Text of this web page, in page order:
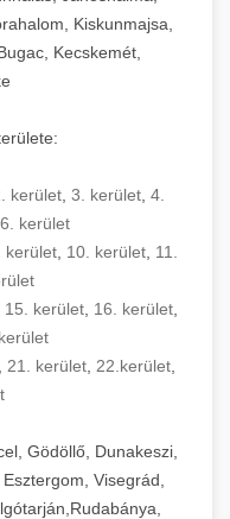
Kiskunmajsa,
Kecskemét,
kerület 3. kerület 4.
6. kerület
kerület, 10. kerület, 11.
15. kerület 16. kerület
21. kerület 22.kerület
Gödöllő, Dunakeszi,
Visegrád,